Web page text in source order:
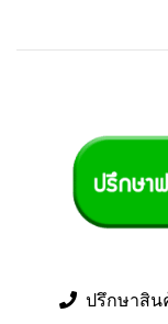
has
chosen
page
ปรึกษาสิน